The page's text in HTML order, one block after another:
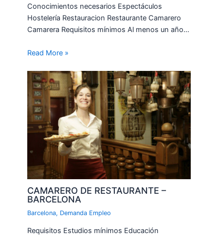
Conocimientos necesarios Espectáculos
Hostelería Restauracion Restaurante Camarero
Camarera Requisitos mínimos Al menos un año…
Read More »
CAMARERO DE RESTAURANTE –
BARCELONA
Barcelona, Demanda Empleo
Requisitos Estudios mínimos Educación